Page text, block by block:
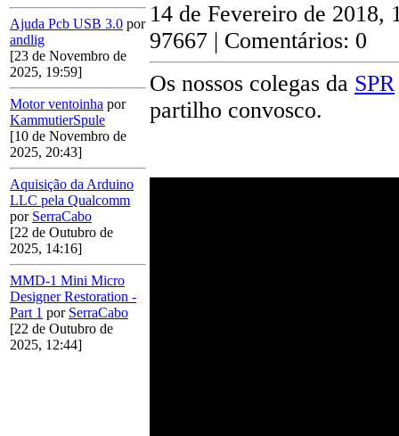
Ajuda Pcb USB 3.0 por
andlig
[23 de Novembro de
2025, 19:59]
Motor ventoinha por
KammutierSpule
[10 de Novembro de
2025, 20:43]
Aquisição da Arduino
LLC pela Qualcomm
por SerraCabo
[22 de Outubro de
2025, 14:16]
MMD-1 Mini Micro
Designer Restoration -
Part 1 por SerraCabo
[22 de Outubro de
2025, 12:44]
14 de Fevereiro de 2018,
97667 | Comentários: 0
Os nossos colegas da SPR
partilho convosco.